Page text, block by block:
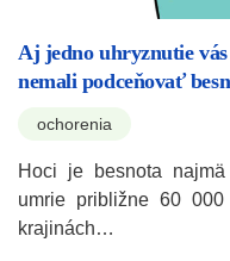
Aj jedno uhryznutie
nemali podceňovať
ochorenia
Hoci je besnota
umrie približne 60
krajinách…